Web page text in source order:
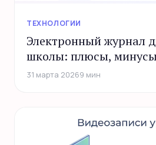
ТЕХНОЛОГИИ
Электронный журнал
школы: плюсы,
31 марта 20269 мин